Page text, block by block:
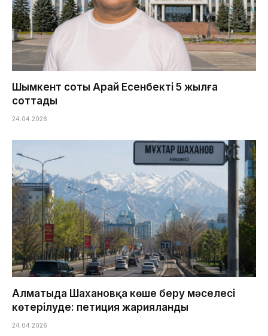
Шымкент соты Арай Есенбекті 5 жылға
соттады
24.04.2026
Алматыда Шахановқа көше беру мәселесі
көтерілуде: петиция жарияланды
24.04.2026